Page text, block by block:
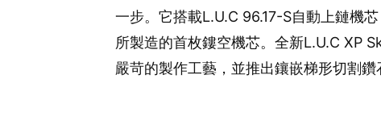
一步。它搭載L.U.C 96.17-S自動上鏈機
所製造的首枚鏤空機芯。全新L.U.C XP
嚴苛的製作工藝，並推出鑲嵌梯形切割鑽